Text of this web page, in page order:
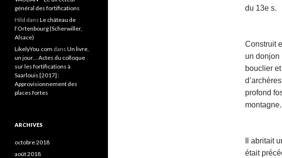
du 13e s.
Construit
un donjon
bouclier
profond
montagne.
Il abritait
était
général des fortifications
Hild dans Le château de
l’Ortenbourg (Scherwiller,
Alsace)
LikelyYou.com dans Un livre,
un jour… Actes du colloque
sur les fortifications à
Saarlouis [2017] :
Approvisionnement des
places fortes
ARCHIVES
octobre 2018
août 2018